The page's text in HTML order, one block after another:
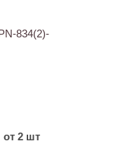
834(2)-
от 2 шт